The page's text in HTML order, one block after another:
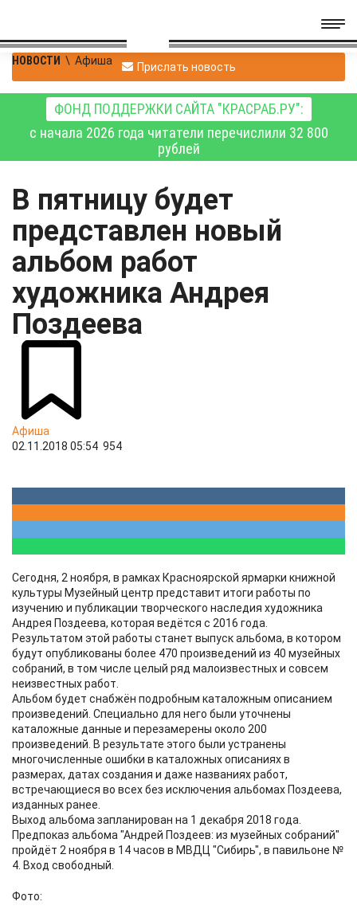
НОВОСТИ \ Афиша Прислать новость
ФОНД ПОДДЕРЖКИ САЙТА "КРАСРАБ.РУ":
с начала 2026 года читатели перечислили 32 800
рублей
В пятницу будет
представлен новый
альбом работ
художника Андрея
Поздеева
Афиша
02.11.2018 05:54 954
Сегодня, 2 ноября, в рамках Красноярской ярмарки книжной
культуры Музейный центр представит итоги работы по
изучению и публикации творческого наследия художника
Андрея Поздеева, которая ведётся с 2016 года.
Результатом этой работы станет выпуск альбома, в котором
будут опубликованы более 470 произведений из 40 музейных
собраний, в том числе целый ряд малоизвестных и совсем
неизвестных работ.
Альбом будет снабжён подробным каталожным описанием
произведений. Специально для него были уточнены
каталожные данные и перезамерены около 200
произведений. В результате этого были устранены
многочисленные ошибки в каталожных описаниях в
размерах, датах создания и даже названиях работ,
встречающиеся во всех без исключения альбомах Поздеева,
изданных ранее.
Выход альбома запланирован на 1 декабря 2018 года.
Предпоказ альбома "Андрей Поздеев: из музейных собраний"
пройдёт 2 ноября в 14 часов в МВДЦ "Сибирь", в павильоне №
4. Вход свободный.
Фото: